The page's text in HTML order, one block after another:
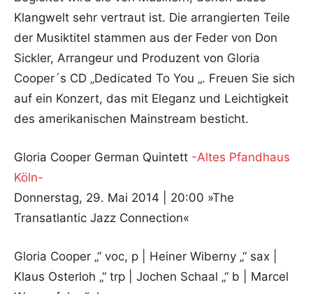
Klangwelt sehr vertraut ist. Die arrangierten Teile
der Musiktitel stammen aus der Feder von Don
Sickler, Arrangeur und Produzent von Gloria
Cooper´s CD „Dedicated To You „. Freuen Sie sich
auf ein Konzert, das mit Eleganz und Leichtigkeit
des amerikanischen Mainstream besticht.
Gloria Cooper German Quintett -Altes Pfandhaus
Köln-
Donnerstag, 29. Mai 2014 | 20:00 »The
Transatlantic Jazz Connection«
Gloria Cooper „“ voc, p | Heiner Wiberny „“ sax |
Klaus Osterloh „“ trp | Jochen Schaal „“ b | Marcel